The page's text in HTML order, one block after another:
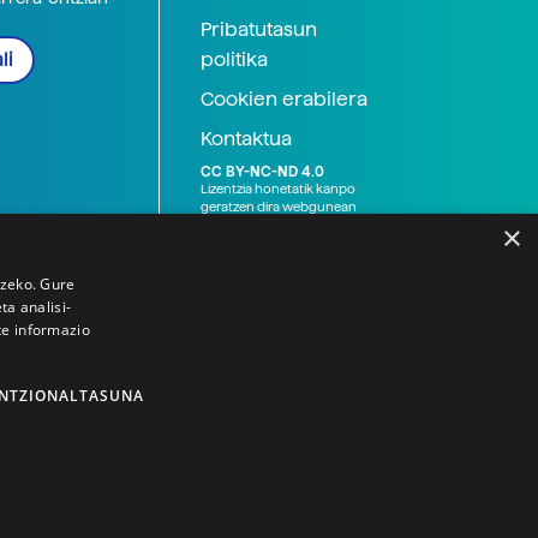
Pribatutasun
politika
Cookien erabilera
Kontaktua
CC BY-NC-ND 4.0
Lizentzia honetatik kanpo
geratzen dira webgunean
×
Gure
analisi-
informazio